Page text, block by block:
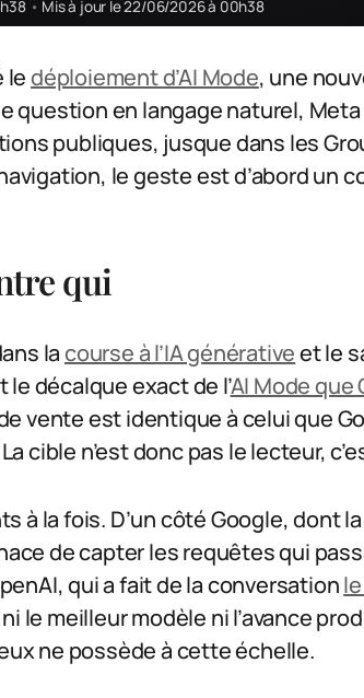
• Mis à jour le 22/06/2026 à 00h38
ledéploiement d’AI Mode, une
question en langage naturel,
publiques, jusque dans les
le geste est d’abord un
qui
lacourse à l’IA générativeet le
décalque exact de l’AI Mode que
vente est identique à celui que
cible n’est donc pas le lecteur,
à la fois. D’un côté Google, dont la
de capter les requêtes qui
qui a fait de la conversation
ni le meilleur modèle ni l’avance
ne possède à cette échelle.